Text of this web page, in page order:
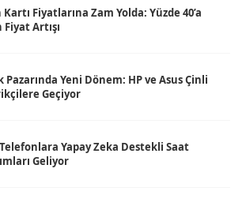
Kartı Fiyatlarına Zam Yolda: Yüzde 40’a
Artışı
Pazarında Yeni Dönem: HP ve Asus Çinli
Geçiyor
Yapay Zeka Destekli Saat
Geliyor